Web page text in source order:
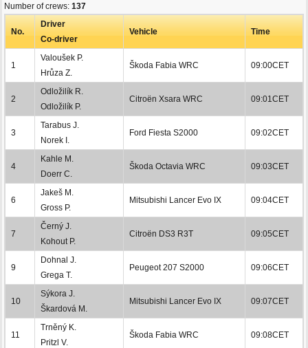
Number of crews: 137
No.
Driver
Co-driver
Vehicle Time
1
Valoušek P.
Hrůza Z.
Škoda Fabia WRC 09:00CET
2
Odložilík R.
Odložilík P.
Citroën Xsara WRC 09:01CET
3
Tarabus J.
Norek I.
Ford Fiesta S2000 09:02CET
4
Kahle M.
Doerr C.
Škoda Octavia WRC 09:03CET
6
Jakeš M.
Gross P.
Mitsubishi Lancer Evo IX 09:04CET
7
Černý J.
Kohout P.
Citroën DS3 R3T 09:05CET
9
Dohnal J.
Grega T.
Peugeot 207 S2000 09:06CET
10
Sýkora J.
Škardová M.
Mitsubishi Lancer Evo IX 09:07CET
11
Trněný K.
Pritzl V.
Škoda Fabia WRC 09:08CET